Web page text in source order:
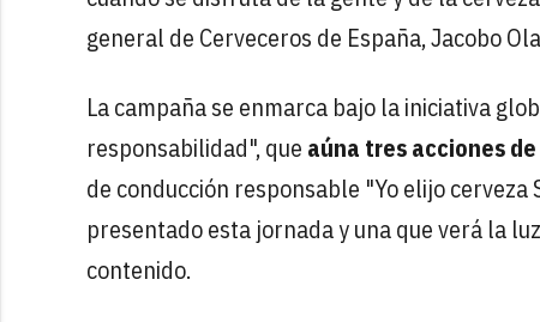
general de Cerveceros de España, Jacobo
La campaña se enmarca bajo la iniciativa
responsabilidad", que aúna tres acciones
de conducción responsable "Yo elijo
presentado esta jornada y una que verá la
contenido.